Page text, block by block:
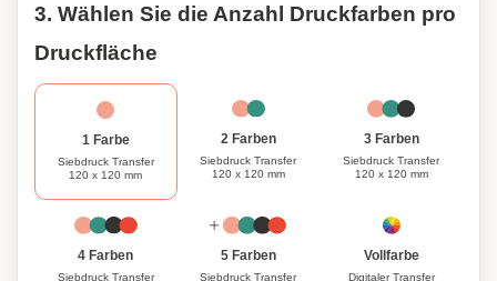
3. Wählen Sie die Anzahl Druckfarben pro
Druckfläche
1 Farbe
Siebdruck Transfer
120 x 120 mm
2 Farben
Siebdruck Transfer
120 x 120 mm
3 Farben
Siebdruck Transfer
120 x 120 mm
4 Farben
Siebdruck Transfer
5 Farben
Siebdruck Transfer
Vollfarbe
Digitaler Transfer